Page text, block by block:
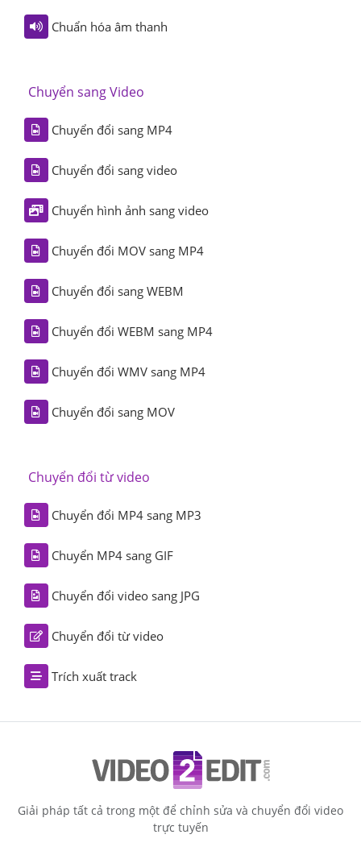
Chuẩn hóa âm thanh
Chuyển sang Video
Chuyển đổi sang MP4
Chuyển đổi sang video
Chuyển hình ảnh sang video
Chuyển đổi MOV sang MP4
Chuyển đổi sang WEBM
Chuyển đổi WEBM sang MP4
Chuyển đổi WMV sang MP4
Chuyển đổi sang MOV
Chuyển đổi từ video
Chuyển đổi MP4 sang MP3
Chuyển MP4 sang GIF
Chuyển đổi video sang JPG
Chuyển đổi từ video
Trích xuất track
Giải pháp tất cả trong một để chỉnh sửa và chuyển đổi video
trực tuyến